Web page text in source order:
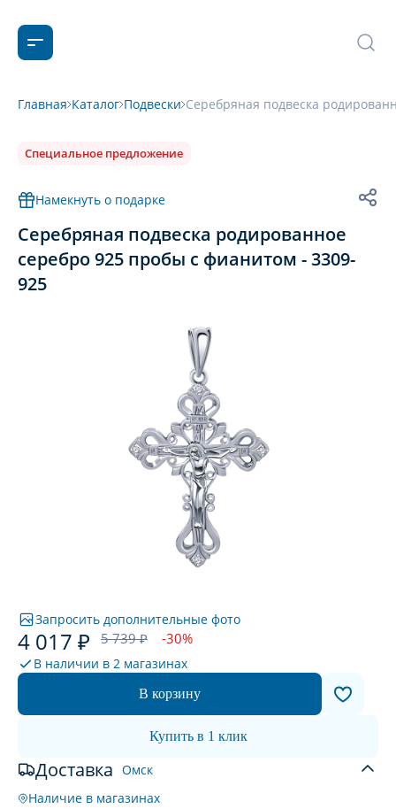
Главная Каталог Подвески Серебряная подвеска
Специальное предложение
Намекнуть о подарке
Серебряная подвеска родированное
серебро 925 пробы с фианитом - 3309-
925
Запросить дополнительные фото
4 017 ₽ 5 739 ₽ -30%
В наличии в 2 магазинах
В корзину
Купить в 1 клик
Доставка Омск
Наличие в магазинах